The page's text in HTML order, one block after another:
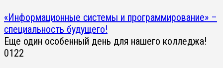
«Информационные системы и программирование» –
специальность будущего!
Еще один особенный день для нашего колледжа!
0122